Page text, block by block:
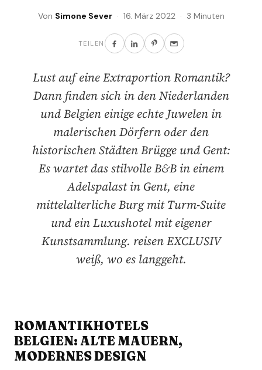
Von Simone Sever· 16. März 2022 · 3 Minuten
TEILEN
Lust auf eine Extraportion Romantik?
Dann finden sich in den Niederlanden
und Belgien einige echte Juwelen in
malerischen Dörfern oder den
historischen Städten Brügge und Gent:
Es wartet das stilvolle B&B in einem
Adelspalast in Gent, eine
mittelalterliche Burg mit Turm-Suite
und ein Luxushotel mit eigener
Kunstsammlung. reisen EXCLUSIV
weiß, wo es langgeht.
ROMANTIKHOTELS
BELGIEN: ALTE MAUERN,
MODERNES DESIGN